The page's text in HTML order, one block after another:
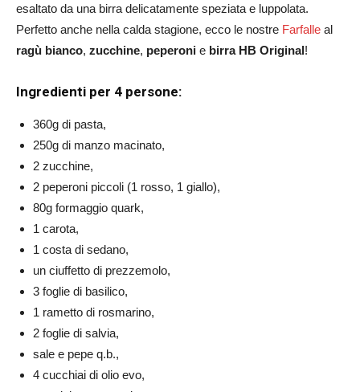
esaltato da una birra delicatamente speziata e luppolata.
Perfetto anche nella calda stagione, ecco le nostre Farfalle al
ragù bianco, zucchine, peperoni e birra HB Original!
Ingredienti per 4 persone:
360g di pasta,
250g di manzo macinato,
2 zucchine,
2 peperoni piccoli (1 rosso, 1 giallo),
80g formaggio quark,
1 carota,
1 costa di sedano,
un ciuffetto di prezzemolo,
3 foglie di basilico,
1 rametto di rosmarino,
2 foglie di salvia,
sale e pepe q.b.,
4 cucchiai di olio evo,